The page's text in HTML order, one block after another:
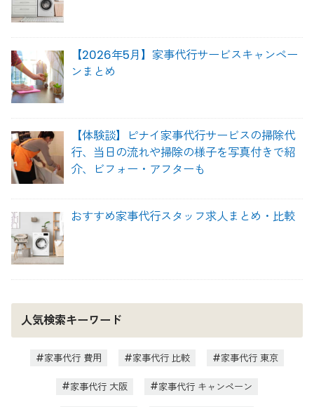
【2026年5月】家事代行サービスキャンペー
ンまとめ
【体験談】ピナイ家事代行サービスの掃除代
行、当日の流れや掃除の様子を写真付きで紹
介、ビフォー・アフターも
おすすめ家事代行スタッフ求人まとめ・比較
人気検索キーワード
家事代行 費用 家事代行 比較 家事代行 東京
家事代行 大阪 家事代行 キャンペーン